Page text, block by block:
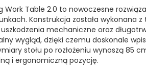
Work Table 2.0 to nowoczesne
Konstrukcja została wykonana z
mechaniczne oraz
wygląd, dzięki czemu doskonale
stołu po rozłożeniu wynoszą 85
i ergonomiczną pozycję.